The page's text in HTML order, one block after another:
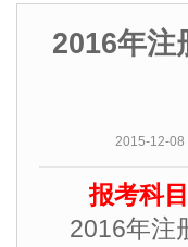
2016年注
2015-12-
报考科
2016年注